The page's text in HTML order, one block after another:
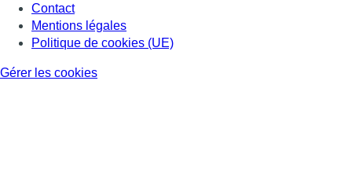
Contact
Mentions légales
Politique de cookies (UE)
Gérer les cookies